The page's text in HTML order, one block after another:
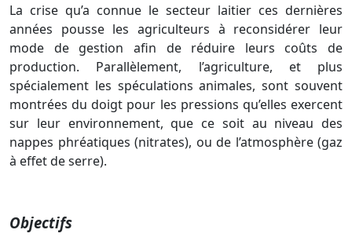
La crise qu’a connue le secteur laitier ces dernières
années pousse les agriculteurs à reconsidérer leur
mode de gestion afin de réduire leurs coûts de
production. Parallèlement, l’agriculture, et plus
spécialement les spéculations animales, sont souvent
montrées du doigt pour les pressions qu’elles exercent
sur leur environnement, que ce soit au niveau des
nappes phréatiques (nitrates), ou de l’atmosphère (gaz
à effet de serre).
Objectifs